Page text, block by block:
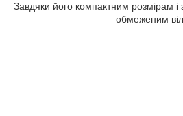
Завдяки його компактним розмірам
обмеженим